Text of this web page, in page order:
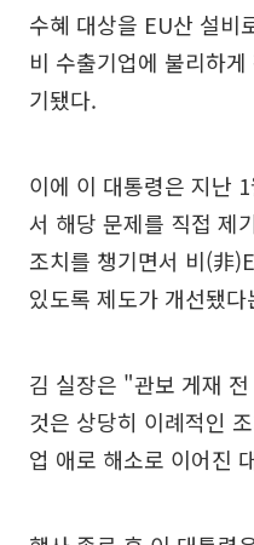
수혜 대상을 EU산 설비
비 수출기업에 불리하
기됐다.
이에 이 대통령은 지난
서 해당 문제를 직접 제
조치를 챙기면서 비(非
있도록 제도가 개선됐
김 실장은 "관보 게재
것은 상당히 이례적인
업 애로 해소로 이어진